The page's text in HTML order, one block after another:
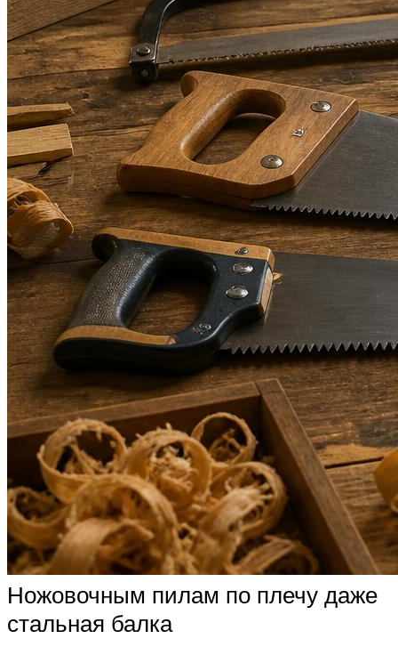
Ножовочным пилам по плечу даже
стальная балка